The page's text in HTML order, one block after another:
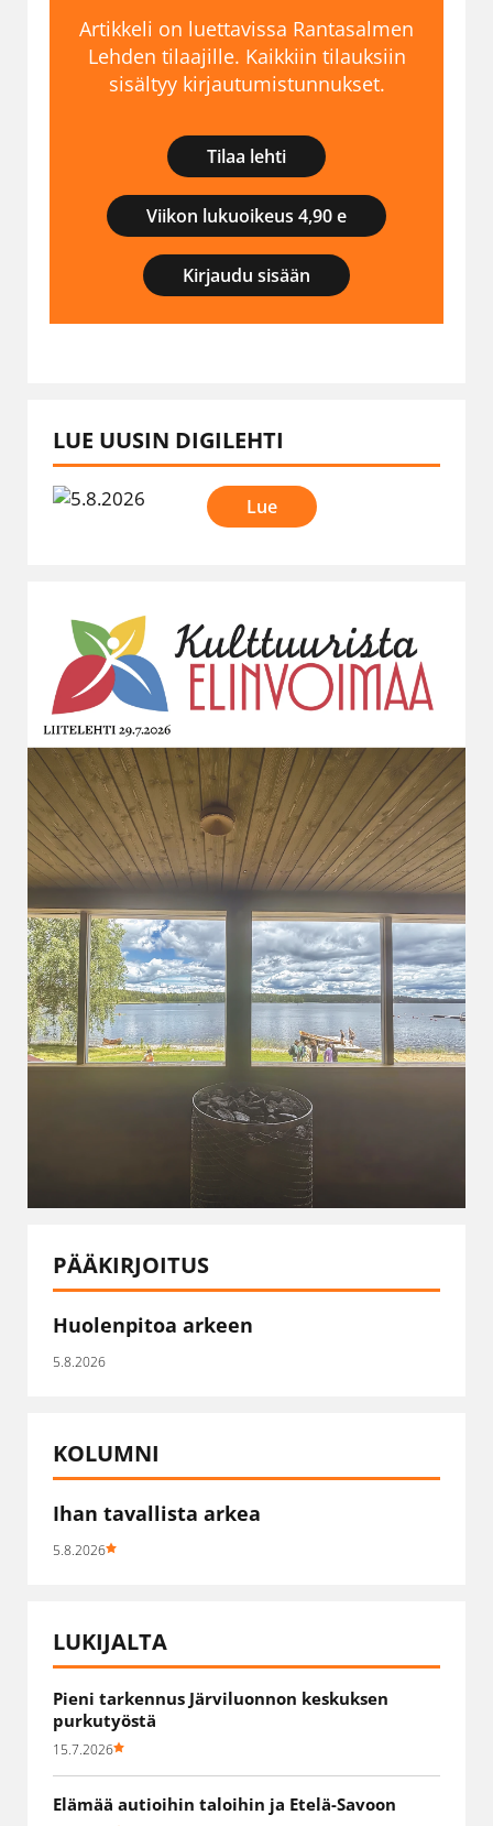
Artikkeli on luettavissa Rantasalmen
Lehden tilaajille. Kaikkiin tilauksiin
sisältyy kirjautumistunnukset.
Tilaa lehti
Viikon lukuoikeus 4,90 e
Kirjaudu sisään
LUE UUSIN DIGILEHTI
Lue
PÄÄKIRJOITUS
Huolenpitoa arkeen
5.8.2026
KOLUMNI
Ihan tavallista arkea
5.8.2026
LUKIJALTA
Pieni tarkennus Järviluonnon keskuksen
purkutyöstä
15.7.2026
Elämää autioihin taloihin ja Etelä-Savoon